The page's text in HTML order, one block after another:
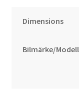
Dimensions
Bilmärke/Modell